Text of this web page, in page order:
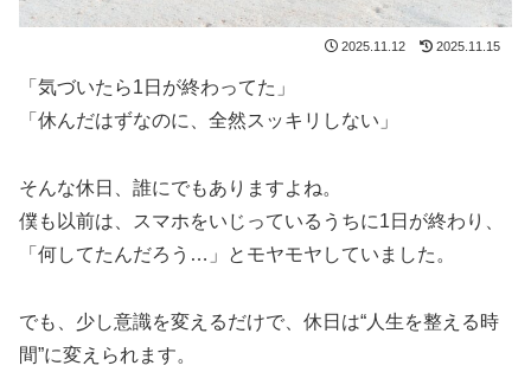
2025.11.12 2025.11.15
「気づいたら1日が終わってた」
「休んだはずなのに、全然スッキリしない」
そんな休日、誰にでもありますよね。
僕も以前は、スマホをいじっているうちに1日が終わり、
「何してたんだろう…」とモヤモヤしていました。
でも、少し意識を変えるだけで、休日は“人生を整える時
間”に変えられます。